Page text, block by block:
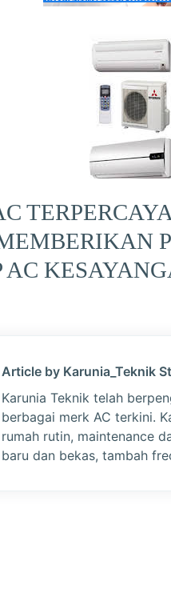
Article by Karunia_Teknik
Karunia Teknik telah
berbagai merk AC terkini.
rumah rutin, maintenance
baru dan bekas, tambah